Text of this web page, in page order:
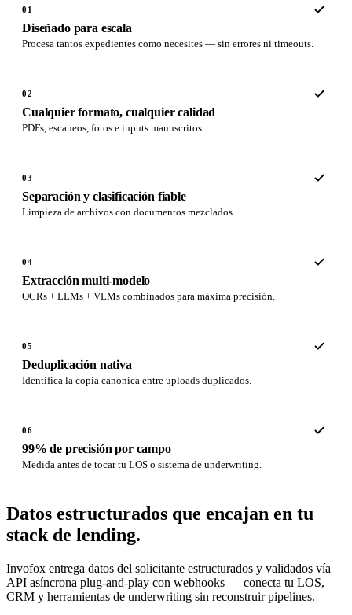
01
Diseñado para escala
Procesa tantos expedientes como necesites — sin errores ni timeouts.
02
Cualquier formato, cualquier calidad
PDFs, escaneos, fotos e inputs manuscritos.
03
Separación y clasificación fiable
Limpieza de archivos con documentos mezclados.
04
Extracción multi-modelo
OCRs + LLMs + VLMs combinados para máxima precisión.
05
Deduplicación nativa
Identifica la copia canónica entre uploads duplicados.
06
99% de precisión por campo
Medida antes de tocar tu LOS o sistema de underwriting.
Datos estructurados que encajan en tu
stack de lending.
Invofox entrega datos del solicitante estructurados y validados vía
API asíncrona plug-and-play con webhooks — conecta tu LOS,
CRM y herramientas de underwriting sin reconstruir pipelines.